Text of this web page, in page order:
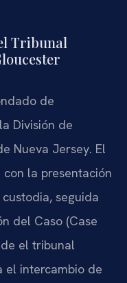
Tribunal
de
División de
Nueva Jersey. El
la presentación
seguida
del Caso (Case
el tribunal
el intercambio de